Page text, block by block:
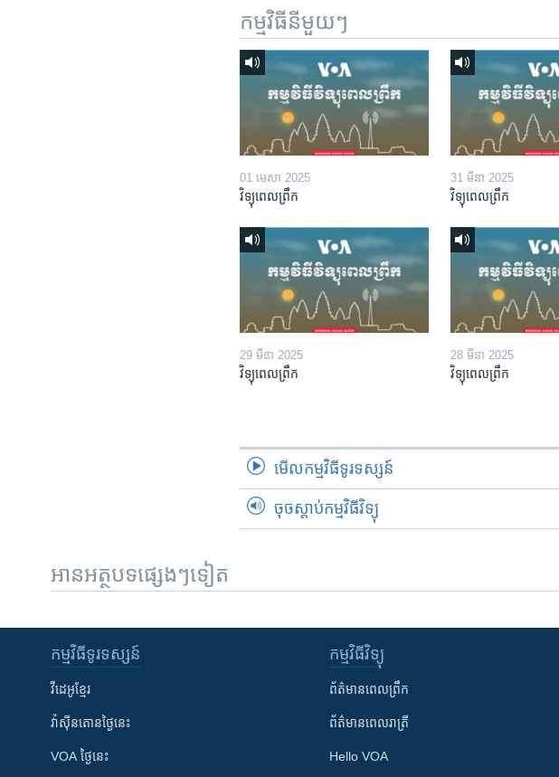
កម្មវិធី​នីមួយៗ
01 មេសា 2025
វិទ្យុពេលព្រឹក
31 មីនា 2025
វិទ្យុពេលព្រឹក
29 មីនា 2025
វិទ្យុពេលព្រឹក
28 មីនា 2025
វិទ្យុពេលព្រឹក
មើល​កម្មវិធី​ទូរទស្សន៍
ចុចស្តាប់កម្មវិធីវិទ្យុ
អានអត្ថបទផ្សេងៗទៀត
កម្មវិធី​ទូរទស្សន៍
វីដេអូ​ខ្មែរ
វ៉ាស៊ីនតោន​ថ្ងៃ​នេះ
VOA ថ្ងៃនេះ
កម្មវិធី​វិទ្យុ
ព័ត៌មាន​ពេល​ព្រឹក
ព័ត៌មាន​​ពេល​រាត្រី
Hello VOA